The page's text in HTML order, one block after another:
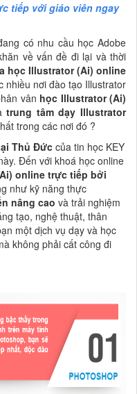
tiếp với giáo viên ngay
có nhu cầu học Adobe
về vấn đề đi lại và thời
học Illustrator (Ai) online
nhiều nơi đào tạo Illustrator
vân học Illustrator (Ai)
trung tâm dạy Illustrator
trong các nơi đó ?
Thủ Đức của tin học KEY
Đến với khoá học online
online trực tiếp bởi
như kỹ năng thực
nâng cao và trải nghiệm
tạo, nghệ thuật, thân
một dịch vụ dạy và học
không phải cất công đi